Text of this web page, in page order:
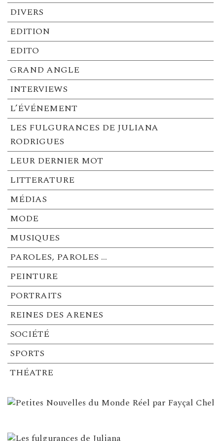
DIVERS
EDITION
EDITO
GRAND ANGLE
INTERVIEWS
L’ÉVÉNEMENT
LES FULGURANCES DE JULIANA
RODRIGUES
LEUR DERNIER MOT
LITTERATURE
MÉDIAS
MODE
MUSIQUES
PAROLES, PAROLES …
PEINTURE
PORTRAITS
REINES DES ARENES
SOCIÉTÉ
SPORTS
THÉATRE